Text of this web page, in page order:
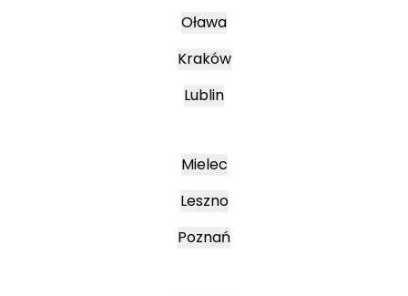
Oława
Kraków
Lublin
Mielec
Leszno
Poznań